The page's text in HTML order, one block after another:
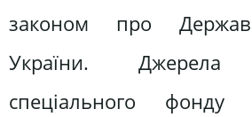
законом про
України. Джерела
спеціального фонду